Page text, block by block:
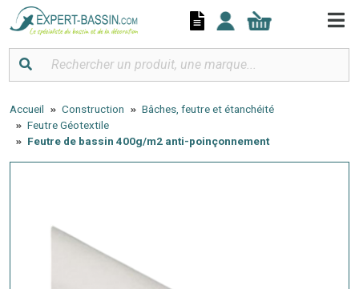
Accueil Construction
Bâches, feutre et étanchéité
Feutre Géotextile
Feutre de bassin 400g/m2 anti-poinçonnement
Panneau de gestion des cookies